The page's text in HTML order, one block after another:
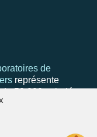
de
représente
50 000 salariés